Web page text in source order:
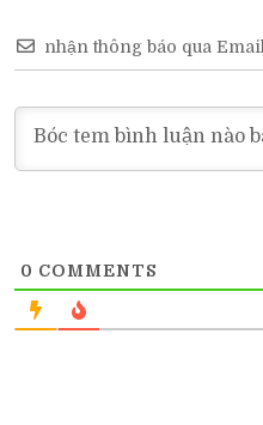
nhận thông báo qua Email
0 COMMENTS